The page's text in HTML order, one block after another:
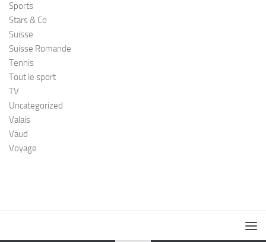
Sports
Stars & Co
Suisse
Suisse Romande
Tennis
Tout le sport
TV
Uncategorized
Valais
Vaud
Voyage